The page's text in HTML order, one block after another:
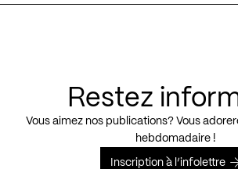
Restez
Vous aimez nos publications? Vous
hebdomadaire !
Inscription à l’infolettre